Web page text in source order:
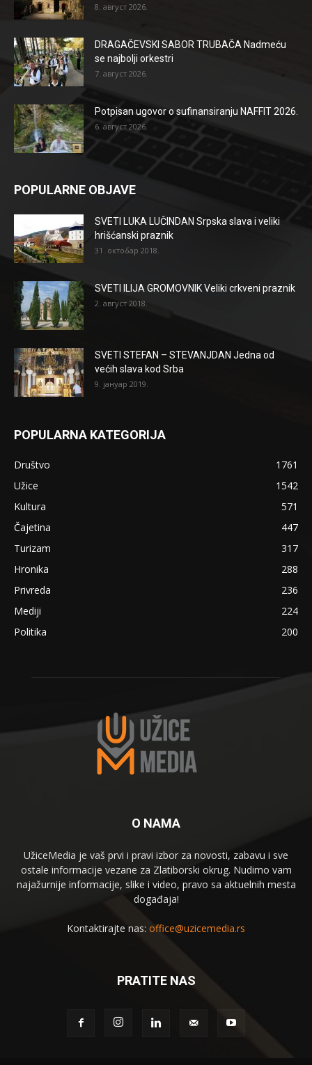
8. август 2026.
DRAGAČEVSKI SABOR TRUBAČA Nadmeću
se najbolji orkestri
7. август 2026.
Potpisan ugovor o sufinansiranju NAFFIT 2026.
6. август 2026.
POPULARNE OBJAVE
SVETI LUKA LUČINDAN Srpska slava i veliki
hrišćanski praznik
31. октобар 2018.
SVETI ILIJA GROMOVNIK Veliki crkveni praznik
2. август 2018.
SVETI STEFAN – STEVANJDAN Jedna od
većih slava kod Srba
9. јануар 2019.
POPULARNA KATEGORIJA
Društvo
1761
Užice
1542
Kultura
571
Čajetina
447
Turizam
317
Hronika
288
Privreda
236
Mediji
224
Politika
200
O NAMA
UžiceMedia je vaš prvi i pravi izbor za novosti, zabavu i sve
ostale informacije vezane za Zlatiborski okrug. Nudimo vam
najažurnije informacije, slike i video, pravo sa aktuelnih mesta
događaja!
Kontaktirajte nas: office@uzicemedia.rs
PRATITE NAS